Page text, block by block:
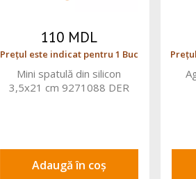
110 MDL
Prețul este indicat pentru 1 Buc
Mini spatulă din silicon
3,5x21 cm 9271088 DER
Adaugă în coș